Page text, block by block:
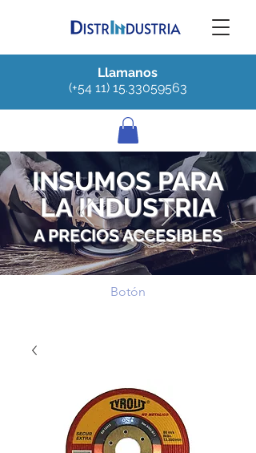
Llamanos
(+54 11) 15.33059563
INSUMOS PARA
LA INDUSTRIA
A PRECIOS ACCESIBLES
Botón